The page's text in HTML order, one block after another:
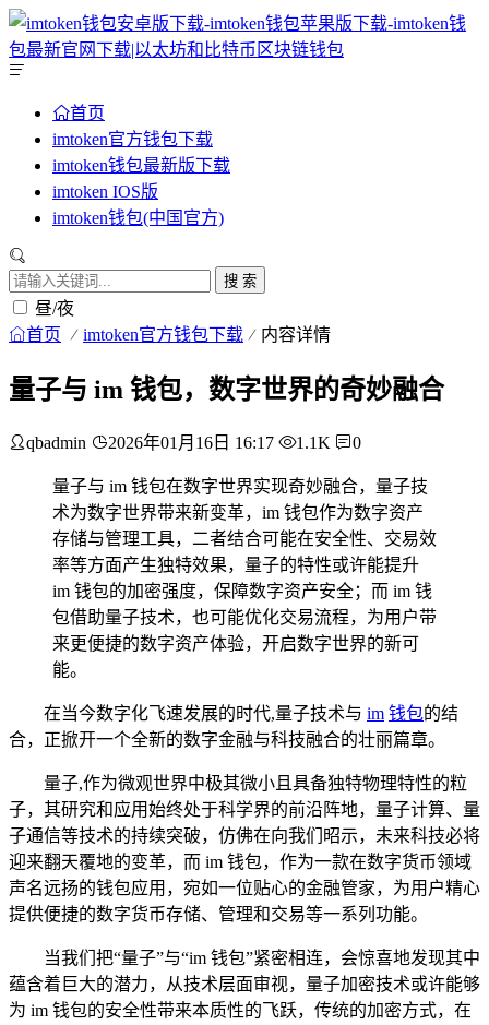
首页
imtoken官方钱包下载
imtoken钱包最新版下载
imtoken IOS版
imtoken钱包(中国官方)
搜 索
昼/夜
首页 imtoken官方钱包下载 内容详情
量子与 im 钱包，数字世界的奇妙融合
qbadmin 2026年01月16日 16:17 1.1K 0
量子与 im 钱包在数字世界实现奇妙融合，量子技
术为数字世界带来新变革，im 钱包作为数字资产
存储与管理工具，二者结合可能在安全性、交易效
率等方面产生独特效果，量子的特性或许能提升
im 钱包的加密强度，保障数字资产安全；而 im 钱
包借助量子技术，也可能优化交易流程，为用户带
来更便捷的数字资产体验，开启数字世界的新可
能。
在当今数字化飞速发展的时代,量子技术与 im 钱包的结
合，正掀开一个全新的数字金融与科技融合的壮丽篇章。
量子,作为微观世界中极其微小且具备独特物理特性的粒
子，其研究和应用始终处于科学界的前沿阵地，量子计算、量
子通信等技术的持续突破，仿佛在向我们昭示，未来科技必将
迎来翻天覆地的变革，而 im 钱包，作为一款在数字货币领域
声名远扬的钱包应用，宛如一位贴心的金融管家，为用户精心
提供便捷的数字货币存储、管理和交易等一系列功能。
当我们把“量子”与“im 钱包”紧密相连，会惊喜地发现其中
蕴含着巨大的潜力，从技术层面审视，量子加密技术或许能够
为 im 钱包的安全性带来本质性的飞跃，传统的加密方式，在